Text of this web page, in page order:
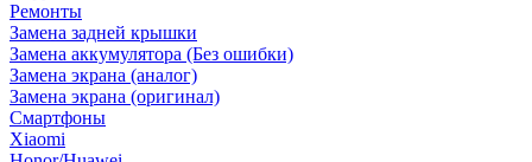
Ремонты
Замена задней крышки
Замена аккумулятора (Без ошибки)
Замена экрана (аналог)
Замена экрана (оригинал)
Смартфоны
Xiaomi